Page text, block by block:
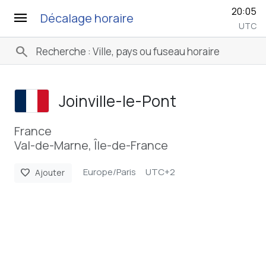
menu Décalage horaire 20:05
UTC
search
Joinville-le-Pont
France
Val-de-Marne, Île-de-France
favorite Ajouter Europe/Paris UTC+2